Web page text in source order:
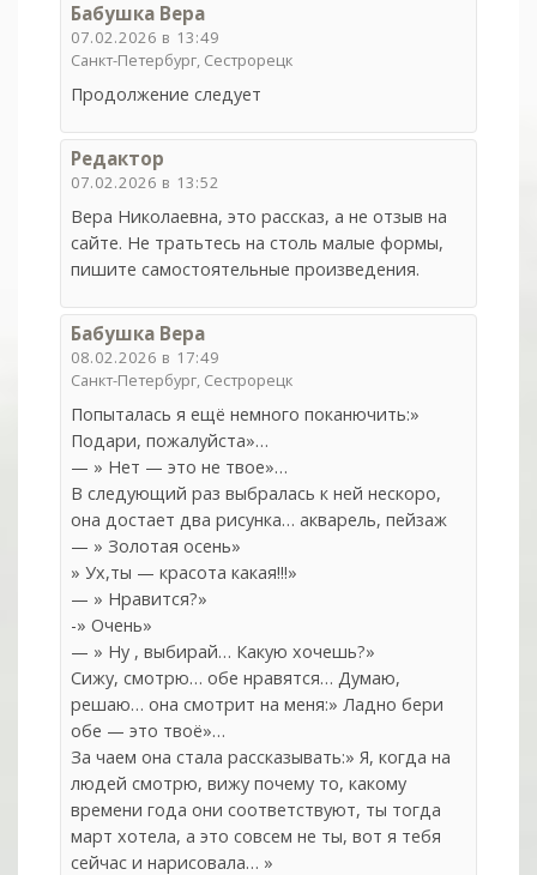
Бабушка Вера
07.02.2026 в 13:49
Санкт-Петербург, Сестрорецк
Продолжение следует
Редактор
07.02.2026 в 13:52
Вера Николаевна, это рассказ, а не отзыв на
сайте. Не тратьтесь на столь малые формы,
пишите самостоятельные произведения.
Бабушка Вера
08.02.2026 в 17:49
Санкт-Петербург, Сестрорецк
Попыталась я ещё немного поканючить:»
Подари, пожалуйста»…
— » Нет — это не твое»…
В следующий раз выбралась к ней нескоро,
она достает два рисунка… акварель, пейзаж
— » Золотая осень»
» Ух,ты — красота какая!!!»
— » Нравится?»
-» Очень»
— » Ну , выбирай… Какую хочешь?»
Сижу, смотрю… обе нравятся… Думаю,
решаю… она смотрит на меня:» Ладно бери
обе — это твоё»…
За чаем она стала рассказывать:» Я, когда на
людей смотрю, вижу почему то, какому
времени года они соответствуют, ты тогда
март хотела, а это совсем не ты, вот я тебя
сейчас и нарисовала… »